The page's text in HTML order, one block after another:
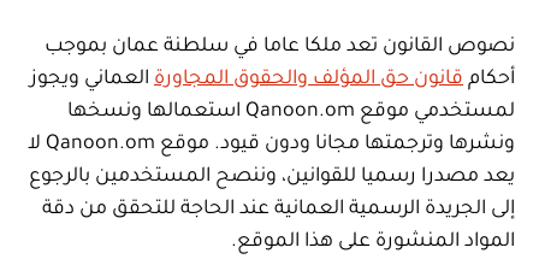
نصوص القانون تعد ملكا عاما في سلطنة عمان بموجب
أحكام قانون حق المؤلف والحقوق المجاورة العماني ويجوز
لمستخدمي موقع Qanoon.om استعمالها ونسخها
ونشرها وترجمتها مجانا ودون قيود. موقع Qanoon.om لا
يعد مصدرا رسميا للقوانين، وننصح المستخدمين بالرجوع
إلى الجريدة الرسمية العمانية عند الحاجة للتحقق من دقة
المواد المنشورة على هذا الموقع.